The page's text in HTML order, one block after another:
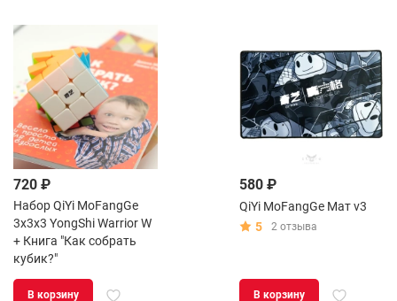
720 ₽
Набор QiYi MoFangGe
3x3x3 YongShi Warrior W
+ Книга "Как собрать
кубик?"
В корзину
580 ₽
QiYi MoFangGe Мат v3
5
2 отзыва
В корзину